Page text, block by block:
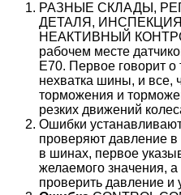
РАЗНЫЕ СКЛАДЫ,
ДЕТАЛЯ,
НЕАКТИВНЫЙ
рабочем месте
E70. Первое говорит
нехватка шины, и все,
торможения и
резких движений
Ошибки
проверяют давление
в шинах, первое
желаемого значения,
проверить давление и